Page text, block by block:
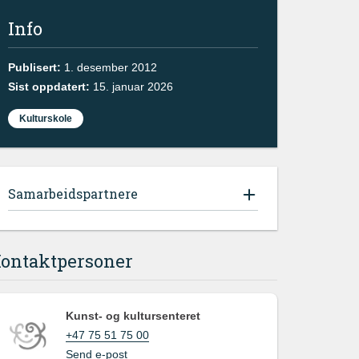
Info
Publisert: 1. desember 2012
Sist oppdatert: 15. januar 2026
Kulturskole
Samarbeidspartnere
Kunst- og kultursenteret
+47 75 51 75 00
Send e-post